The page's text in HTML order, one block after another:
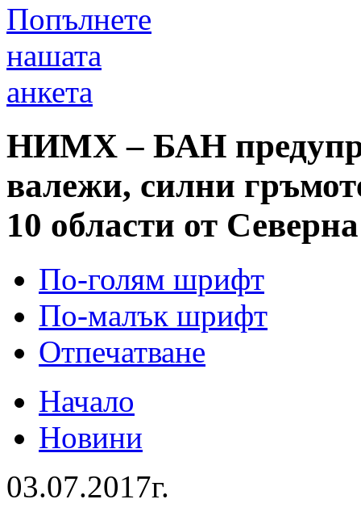
Попълнете
нашата
анкета
НИМХ – БАН
валежи, силни
10 области от
По-голям шрифт
По-малък шрифт
Отпечатване
Начало
Новини
03.07.2017г.